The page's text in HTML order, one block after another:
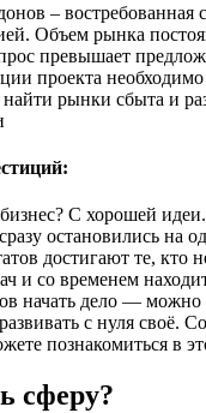
– востребованная
Объем рынка
превышает
проекта необходимо
рынки сбыта и
С хорошей
остановились на
достигают те, кто
и со временем
начать дело — можно
с нуля своё.
познакомиться в
сферу?